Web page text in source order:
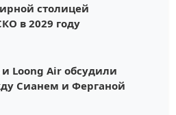
столицей
в 2029 году
Loong Air обсудили
Сианем и Ферганой